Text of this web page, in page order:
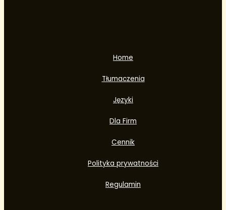
Home
Tłumaczenia
Języki
Dla Firm
Cennik
Polityka prywatności
Regulamin